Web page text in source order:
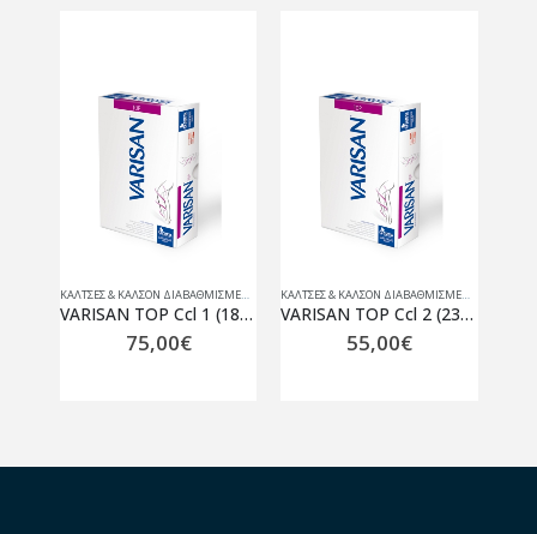
ΚΆΛΤΣΕΣ & ΚΑΛΣΌΝ ΔΙΑΒΑΘΜΙΣΜΈΝΗΣ ΣΥΜΠΊΕΣΗΣ
VARISAN TOP Ccl 1 (18 – 21 mmHg) ΡΙΖΟΜΗΡΙΟΥ (κλάση 1)
75,00€
ΚΆΛΤΣΕΣ & ΚΑΛΣΌΝ ΔΙΑΒΑΘΜΙΣΜΈΝΗΣ ΣΥΜΠΊΕΣΗΣ
VARISAN TOP Ccl 2 (23 – 32 mmHg) ΚΑΤΩ ΓΟΝΑΤΟΣ (κλάση 2)
55,00€